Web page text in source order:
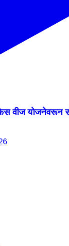
वीज योजनेवरून